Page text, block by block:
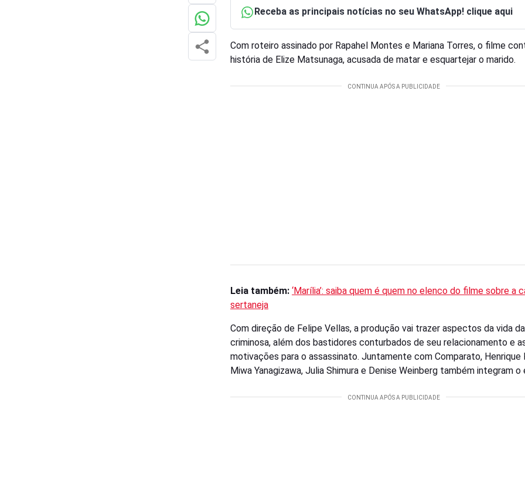
Receba as principais notícias no seu WhatsApp! clique aqui
Com roteiro assinado por Rapahel Montes e Mariana Torres, o filme
história de Elize Matsunaga, acusada de matar e esquartejar o marido.
Leia também: ‘Marília’: saiba quem é quem no elenco do filme sobre a
sertaneja
Com direção de Felipe Vellas, a produção vai trazer aspectos da vida da
criminosa, além dos bastidores conturbados de seu relacionamento e
motivações para o assassinato. Juntamente com Comparato, Henrique
Miwa Yanagizawa, Julia Shimura e Denise Weinberg também integram o